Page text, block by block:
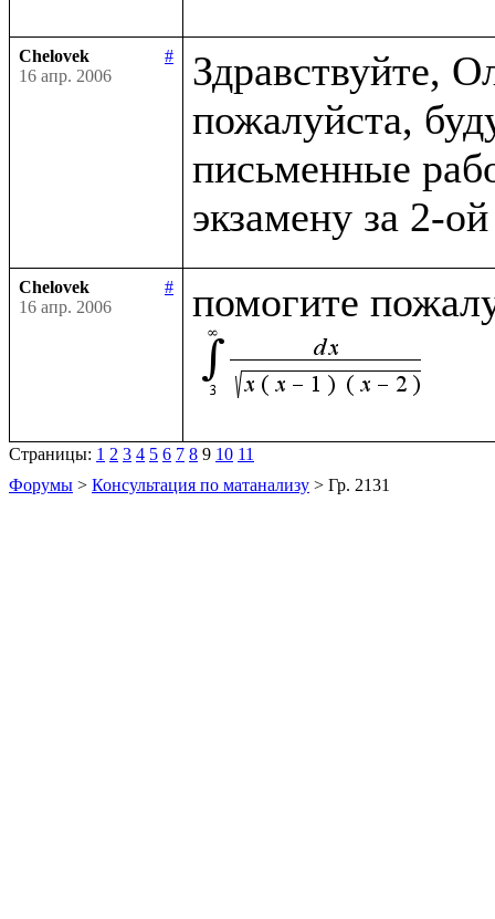
Chelovek
#
16 апр. 2006
Здравствуйте,
пожалуйста,
письменные
Chelovek
#
16 апр. 2006
Страницы: 1 2 3 4 5 6 7 8 9 10 11
Форумы > Консультация по матанализу > Гр. 2131